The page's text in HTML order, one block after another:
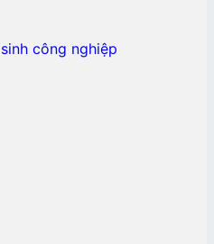
công nghiệp